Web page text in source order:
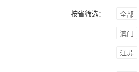
按省筛选： 全部
澳门
江苏